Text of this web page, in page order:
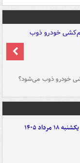
خودرو ذوب می‌شود؟
۱۴۰۵